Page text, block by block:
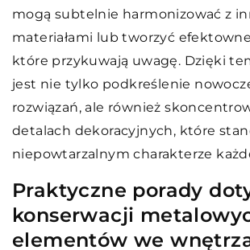
mogą subtelnie harmonizować z
materiałami lub tworzyć
które przykuwają uwagę. Dzięki
jest nie tylko podkreślenie
rozwiązań, ale również
detalach dekoracyjnych, które
niepowtarzalnym charakterze
Praktyczne porady
konserwacji
elementów we